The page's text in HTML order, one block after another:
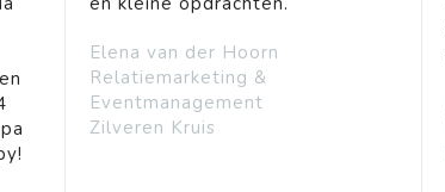
Elena van der Hoorn
Relatiemarketing &
Eventmanagement
Zilveren Kruis